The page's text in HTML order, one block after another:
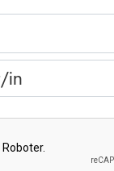
AN
Becker
es gebe
im Tier vor